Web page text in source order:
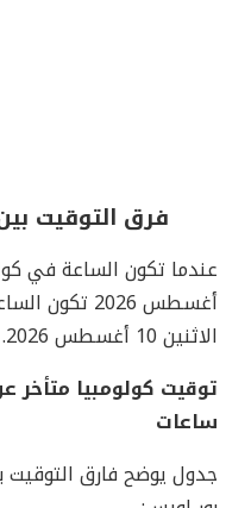
فرق التوقيت
عندما تكون الساعة في
أغسطس 2026 تكون الساعة في موريشيوس
الاثنين 10 أغسطس 2026.
ساعات
جدول يوضح فارق التوقيت